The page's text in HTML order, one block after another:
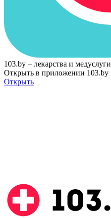
103.by – лекарства и медуслуги
Открыть в приложении 103.by
Открыть